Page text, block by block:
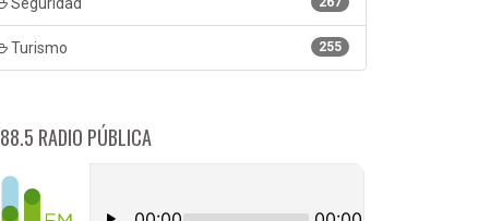
255
Turismo
88.5 RADIO PÚBLICA